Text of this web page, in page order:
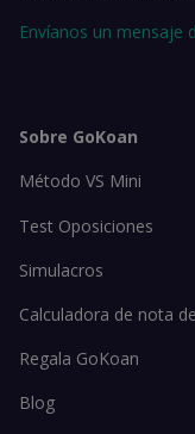
Envíanos un mensaje
Sobre GoKoan
Método VS Mini
Test Oposiciones
Simulacros
Calculadora de nota
Regala GoKoan
Blog